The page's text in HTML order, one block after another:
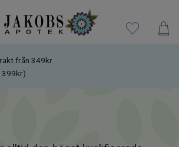
från 349kr
399kr)